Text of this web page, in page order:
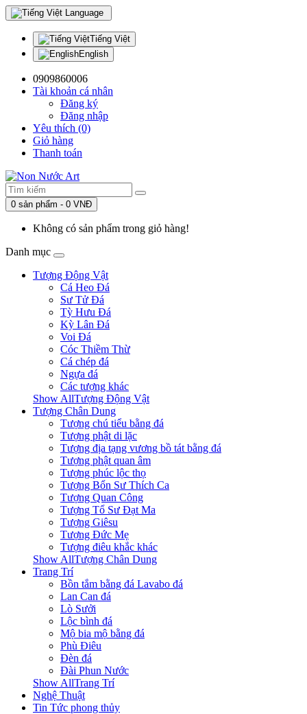
Language
Tiếng Việt
English
0909860006
Tài khoản cá nhân
Đăng ký
Đăng nhập
Yêu thích (0)
Giỏ hàng
Thanh toán
0 sản phẩm - 0 VNĐ
Không có sản phẩm trong giỏ hàng!
Danh mục
Tượng Động Vật
Cá Heo Đá
Sư Tử Đá
Tỳ Hưu Đá
Kỳ Lân Đá
Voi Đá
Cóc Thiềm Thừ
Cá chép đá
Ngựa đá
Các tượng khác
Show AllTượng Động Vật
Tượng Chân Dung
Tượng chú tiểu bằng đá
Tượng phật di lặc
Tượng địa tạng vương bồ tát bằng đá
Tượng phật quan âm
Tượng phúc lộc thọ
Tượng Bổn Sư Thích Ca
Tượng Quan Công
Tượng Tổ Sư Đạt Ma
Tượng Giêsu
Tượng Đức Mẹ
Tượng điêu khắc khác
Show AllTượng Chân Dung
Trang Trí
Bồn tắm bằng đá Lavabo đá
Lan Can đá
Lò Sưởi
Lộc bình đá
Mộ bia mộ bằng đá
Phù Điêu
Đèn đá
Đài Phun Nước
Show AllTrang Trí
Nghệ Thuật
Tin Tức phong thủy